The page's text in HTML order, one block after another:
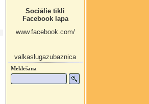
Sociālie tīkli
Facebook lapa
www.facebook.com/
valkaslugazubaznica
Meklēšana